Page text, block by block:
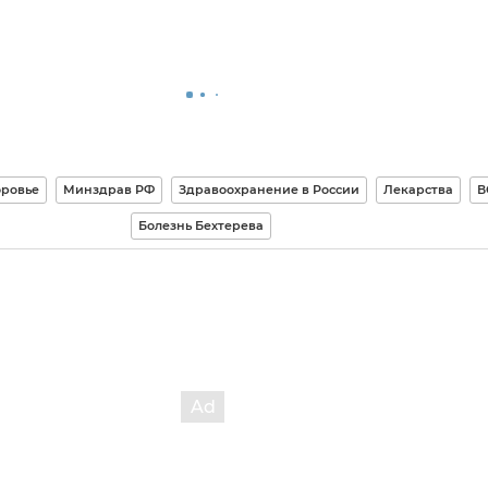
Минздрав РФ Здравоохранение в России Лекарства
Болезнь Бехтерева